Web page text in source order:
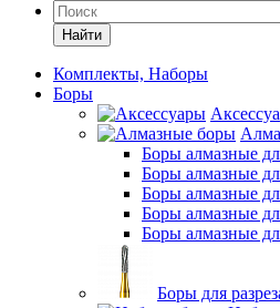
Найти
Комплекты, Наборы
Боры
Боры алмазные
Боры алмазные
Боры алмазные
Боры алмазные
Боры алмазные
Боры для